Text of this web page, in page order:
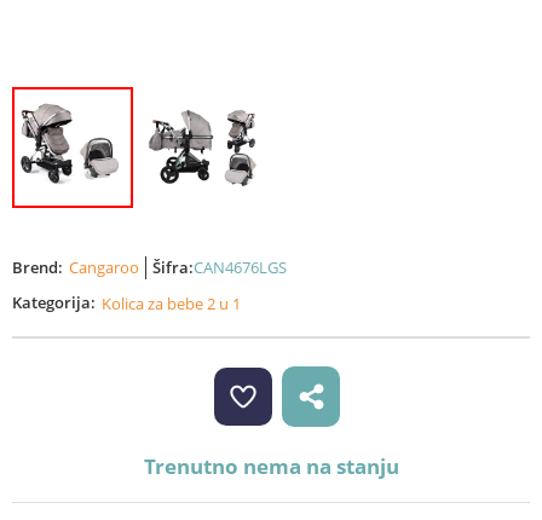
Brend: Cangaroo Šifra:CAN4676LGS
Kategorija: Kolica za bebe 2 u 1
Trenutno nema na stanju